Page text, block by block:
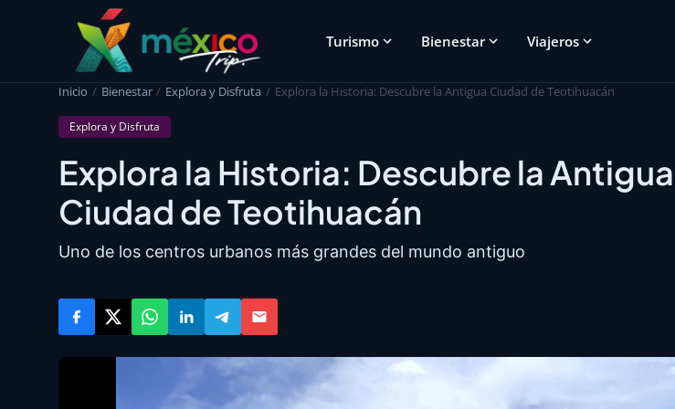
Turismo Bienestar Viajeros
Inicio Bienestar Explora y Disfruta Explora la Historia: Descubre la Antigua Ciudad de Teotihuacán
Explora y Disfruta
Explora la Historia: Descubre la Antigua
Ciudad de Teotihuacán
Uno de los centros urbanos más grandes del mundo antiguo